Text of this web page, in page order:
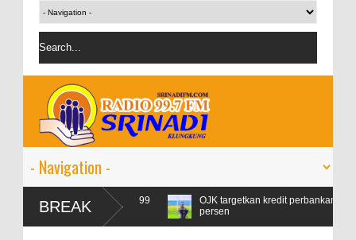
BREAK
Pertamax Naik 99
OJK targetkan kredit perbankan pada 2024
persen